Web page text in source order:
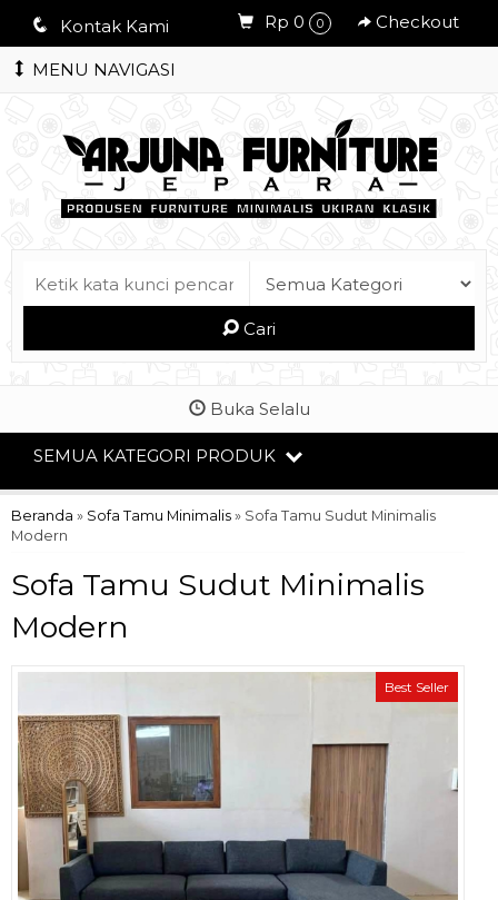
q Kontak Kami Rp 0 0 Checkout
MENU NAVIGASI
Cari
Buka Selalu
SEMUA KATEGORI PRODUK
Beranda » Sofa Tamu Minimalis » Sofa Tamu Sudut Minimalis
Modern
Sofa Tamu Sudut Minimalis
Modern
Best Seller